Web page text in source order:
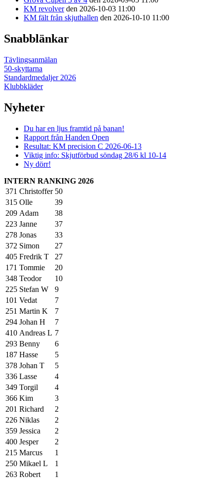
KM revolverden 2026-10-03 11:00
KM fält från skjuthallen den 2026-10-10 11:00
Snabblänkar
Tävlingsanmälan
50-skyttarna
Standardmedaljer 2026
Klubbkläder
Nyheter
Du har en ljus framtid på banan!
Rapport från Handen Open
Resultat: KM precision C 2026-06-13
Viktig info: Skjutförbud söndag 28/6 kl 10-14
Ny dörr!
INTERN RANKING 2026
371 Christoffer 50
315 Olle
39
209 Adam
38
223 Janne
37
278 Jonas
33
372 Simon
27
405 Fredrik T
27
171 Tommie
20
348 Teodor
10
225 Stefan W
9
101 Vedat
7
251 Martin K
7
294 Johan H
7
410 Andreas L 7
293 Benny
6
187 Hasse
5
378 Johan T
5
336 Lasse
4
349 Torgil
4
366 Kim
3
201 Richard
2
226 Niklas
2
359 Jessica
2
400 Jesper
2
215 Marcus
1
250 Mikael L
1
263 Robert
1